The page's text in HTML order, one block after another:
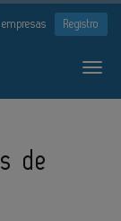
empresas Registro
de